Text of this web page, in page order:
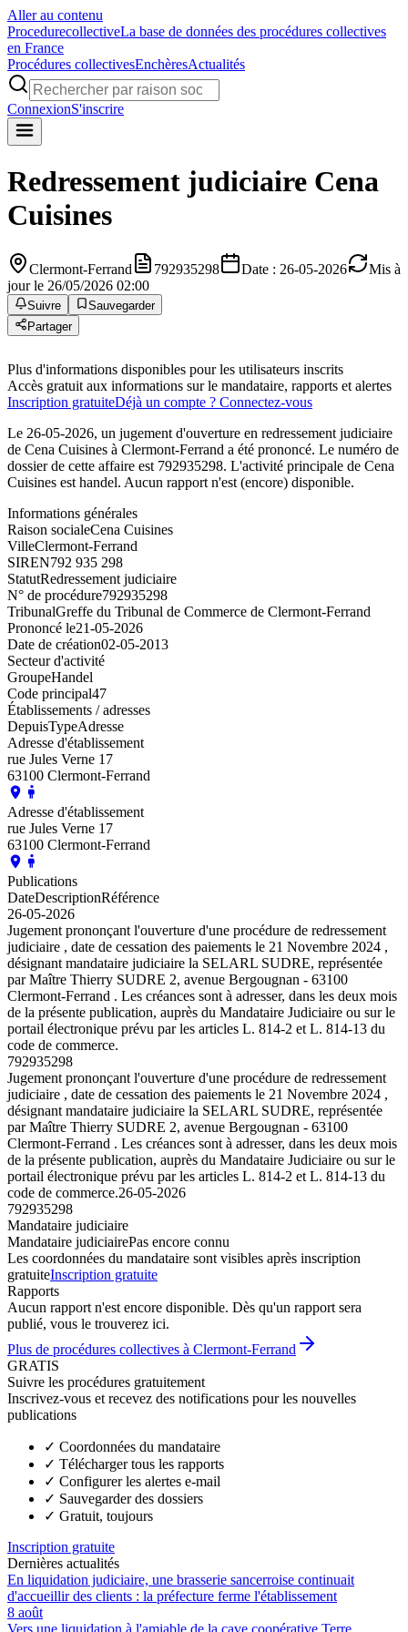
Aller au contenu
ProcedurecollectiveLa base de données des procédures collectives
en France
Procédures collectivesEnchèresActualités
ConnexionS'inscrire
Redressement judiciaire Cena
Cuisines
Clermont-Ferrand 792935298 Date : 26-05-2026
Mis à
jour le 26/05/2026 02:00
Suivre
Sauvegarder
Partager
Plus d'informations disponibles pour les utilisateurs inscrits
Accès gratuit aux informations sur le mandataire, rapports et alertes
Inscription gratuiteDéjà un compte ? Connectez-vous
Le 26-05-2026, un jugement d'ouverture en redressement judiciaire
de Cena Cuisines à Clermont-Ferrand a été prononcé. Le numéro de
dossier de cette affaire est 792935298. L'activité principale de Cena
Cuisines est handel. Aucun rapport n'est (encore) disponible.
Informations générales
Raison socialeCena Cuisines
VilleClermont-Ferrand
SIREN792 935 298
StatutRedressement judiciaire
N° de procédure792935298
TribunalGreffe du Tribunal de Commerce de Clermont-Ferrand
Prononcé le21-05-2026
Date de création02-05-2013
Secteur d'activité
GroupeHandel
Code principal47
Établissements / adresses
DepuisTypeAdresse
Adresse d'établissement
rue Jules Verne 17
63100 Clermont-Ferrand
Adresse d'établissement
rue Jules Verne 17
63100 Clermont-Ferrand
Publications
DateDescriptionRéférence
26-05-2026
Jugement prononçant l'ouverture d'une procédure de redressement
judiciaire , date de cessation des paiements le 21 Novembre 2024 ,
désignant mandataire judiciaire la SELARL SUDRE, représentée
par Maître Thierry SUDRE 2, avenue Bergougnan - 63100
Clermont-Ferrand . Les créances sont à adresser, dans les deux mois
de la présente publication, auprès du Mandataire Judiciaire ou sur le
portail électronique prévu par les articles L. 814-2 et L. 814-13 du
code de commerce.
792935298
Jugement prononçant l'ouverture d'une procédure de redressement
judiciaire , date de cessation des paiements le 21 Novembre 2024 ,
désignant mandataire judiciaire la SELARL SUDRE, représentée
par Maître Thierry SUDRE 2, avenue Bergougnan - 63100
Clermont-Ferrand . Les créances sont à adresser, dans les deux mois
de la présente publication, auprès du Mandataire Judiciaire ou sur le
portail électronique prévu par les articles L. 814-2 et L. 814-13 du
code de commerce.26-05-2026
792935298
Mandataire judiciaire
Mandataire judiciairePas encore connu
Les coordonnées du mandataire sont visibles après inscription
gratuiteInscription gratuite
Rapports
Aucun rapport n'est encore disponible. Dès qu'un rapport sera
publié, vous le trouverez ici.
Plus de procédures collectives à Clermont-Ferrand
GRATIS
Suivre les procédures gratuitement
Inscrivez-vous et recevez des notifications pour les nouvelles
publications
✓ Coordonnées du mandataire
✓ Télécharger tous les rapports
✓ Configurer les alertes e-mail
✓ Sauvegarder des dossiers
✓ Gratuit, toujours
Inscription gratuite
Dernières actualités
En liquidation judiciaire, une brasserie sancerroise continuait
d'accueillir des clients : la préfecture ferme l'établissement
8 août
Vers une liquidation à l'amiable de la cave coopérative Terre